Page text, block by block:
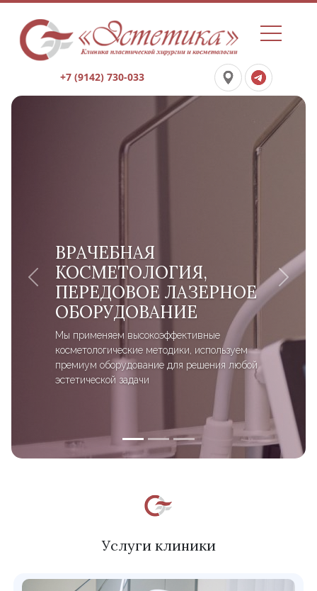
+7 (9142) 730-033
ВРАЧЕБНАЯ
КОСМЕТОЛОГИЯ,
ПЕРЕДОВОЕ ЛАЗЕРНОЕ
ОБОРУДОВАНИЕ
Мы применяем высокоэффективные
косметологические методики, используем
премиум оборудование для решения любой
эстетической задачи
Previous Next
Услуги клиники